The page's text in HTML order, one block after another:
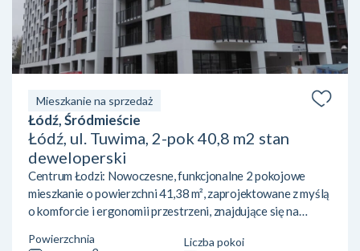
Mieszkanie na sprzedaż
Łódź, Śródmieście
Łódź, ul. Tuwima, 2-pok 40,8 m2 stan
deweloperski
Centrum Łodzi: Nowoczesne, funkcjonalne 2 pokojowe
mieszkanie o powierzchni 41,38 m², zaprojektowane z myślą
o komforcie i ergonomii przestrzeni, znajdujące się na
pary, jak i inwestora szukającego lokalu pod wynajem w
Powierzchnia Liczba pokoi